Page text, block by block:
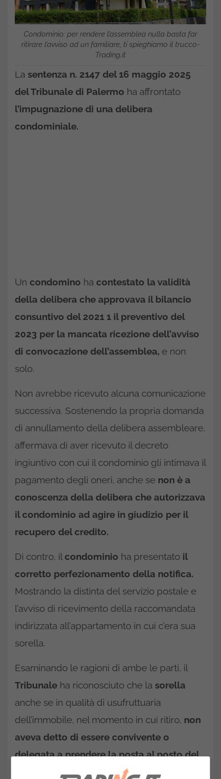
Condominio: per rendere l’assemblea nulla basta far
ritirare l’avviso ad un familiare, ti spieghiamo il trucco-
Trading.it
La sentenza n. 2147 del 16 maggio 2025
del Tribunale di Palermo ha affrontato
l’impugnazione di una delibera
condominiale.
Un condomino ha contestato la validità
della delibera che approvava il bilancio
consuntivo del 2021 1 il preventivo del
2023 per la mancata ricezione dell’avviso
di convocazione dell’assemblea, e non
solo.
Non avrebbe ricevuto alcuna comunicazione
successiva. Sostenendo la propria domanda
di annullamento della delibera assembleare,
affermava di aver ricevuto il decreto
ingiuntivo con cui il condominio gli intimava il
pagamento degli oneri, anche se non è a
conoscenza della delibera che autorizzava
il condominio ad agire in giudizio per il
recupero del credito.
Di contro, il condominio ha presentato il
corretto perfezionamento della notifica.
Mostrando la distinta del servizio postale e
l’avviso di ricevimento della raccomandata
indirizzata all’appartamento in cui c’era sua
sorella.
Esaminando le ragioni di ambe le parti, il
Tribunale ha riconosciuto che la sorella
anche se in qualità di usufruttuaria
dell’immobile, nel momento in cui ritiro, non
aveva detto di essere convivente o
delegata a prendere la posta al posto del
certificato di residenza